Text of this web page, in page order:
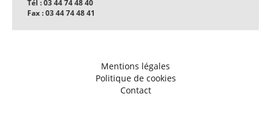
Tél : 03 44 74 48 40
Fax : 03 44 74 48 41
Mentions légales
Politique de cookies
Contact